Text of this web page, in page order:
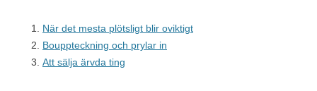
När det mesta plötsligt blir oviktigt
Bouppteckning och prylar in
Att sälja ärvda ting